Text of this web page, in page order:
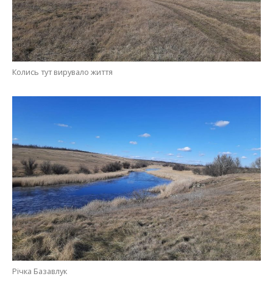
Колись тут вирувало життя
Річка Базавлук